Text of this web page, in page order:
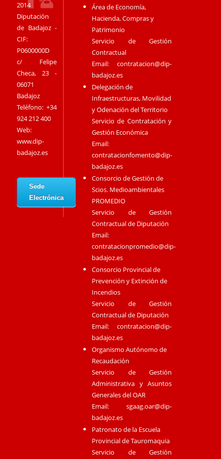
2014
Diputación
de Badajoz -
CIF:
P0600000D
c/ Felipe
Checa, 23 -
06071
Badajoz
Teléfono: +34
924 212 400
Web:
www.dip-
badajoz.es
Sede
Electrónica
Área de Economía,
Hacienda, Compras y
Patrimonio
Servicio de Gestión
Contractual
Email:contratacion@dip-
badajoz.es
Delegación de
Infraestructuras, Movilidad
y Odenación del Territorio
Servicio de Contratación y
Gestión Económica
Email:
contratacionfomento@dip-
badajoz.es
Consorcio de Gestión de
Scios. Medioambientales
PROMEDIO
Servicio de Gestión
Contractual de Diputación
Email:
contratacionpromedio@dip-
badajoz.es
Consorcio Provincial de
Prevención y Extinción de
Incendios
Servicio de Gestión
Contractual de Diputación
Email:contratacion@dip-
badajoz.es
Organismo Autónomo de
Recaudación
Servicio de Gestión
Administrativa y Asuntos
Generales del OAR
Email:sgaag.oar@dip-
badajoz.es
Patronato de la Escuela
Provincial de Tauromaquia
Servicio de Gestión